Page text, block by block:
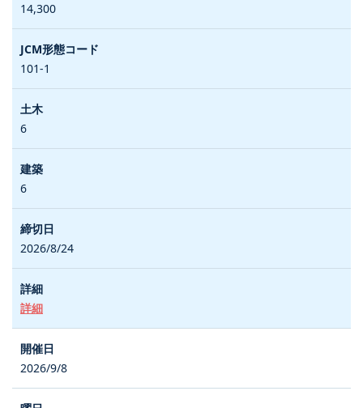
14,300
101-1
6
6
2026/8/24
詳細
2026/9/8